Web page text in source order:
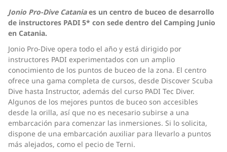
Jonio Pro-Dive Cataniaes un centro de buceo de desarrollo
de instructores PADI 5* con sede dentro del Camping Junio
en Catania.
Jonio Pro-Dive opera todo el año y está dirigido por
instructores PADI experimentados con un amplio
conocimiento de los puntos de buceo de la zona. El centro
ofrece una gama completa de cursos, desde Discover Scuba
Dive hasta Instructor, además del curso PADI Tec Diver.
Algunos de los mejores puntos de buceo son accesibles
desde la orilla, así que no es necesario subirse a una
embarcación para comenzar las inmersiones. Si lo solicita,
dispone de una embarcación auxiliar para llevarlo a puntos
más alejados, como el pecio de Terni.